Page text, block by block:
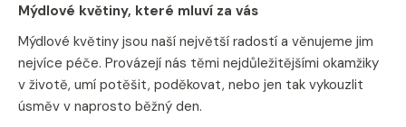
Mýdlové květiny, které mluví za vás
Mýdlové květiny jsou naší největší radostí a věnujeme jim
nejvíce péče. Provázejí nás těmi nejdůležitějšími okamžiky
v životě, umí potěšit, poděkovat, nebo jen tak vykouzlit
úsměv v naprosto běžný den.
e
b
u
j
e